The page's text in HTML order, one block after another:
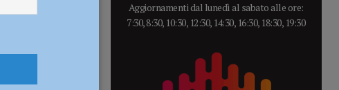
Aggiornamenti dal lunedì al sabato alle ore:
7:30, 8:30, 10:30, 12:30, 14:30, 16:30, 18:30, 19:30